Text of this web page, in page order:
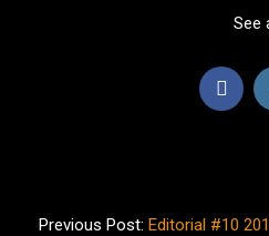
See
12-
Previous Post: Editorial #10